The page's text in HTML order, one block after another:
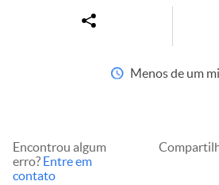
Menos de um
Encontrou algum
erro? Entre em
contato